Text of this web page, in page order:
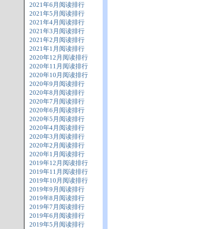
2021年6月阅读排行
2021年5月阅读排行
2021年4月阅读排行
2021年3月阅读排行
2021年2月阅读排行
2021年1月阅读排行
2020年12月阅读排行
2020年11月阅读排行
2020年10月阅读排行
2020年9月阅读排行
2020年8月阅读排行
2020年7月阅读排行
2020年6月阅读排行
2020年5月阅读排行
2020年4月阅读排行
2020年3月阅读排行
2020年2月阅读排行
2020年1月阅读排行
2019年12月阅读排行
2019年11月阅读排行
2019年10月阅读排行
2019年9月阅读排行
2019年8月阅读排行
2019年7月阅读排行
2019年6月阅读排行
2019年5月阅读排行